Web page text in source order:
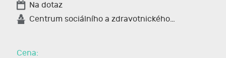
Na dotaz
Centrum sociálního a zdravotnického…
Cena: